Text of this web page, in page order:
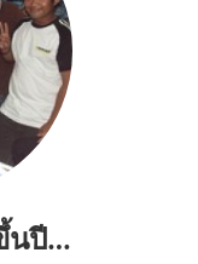
กิจกรรมฉลองวันขึ้นปีใหม่2555